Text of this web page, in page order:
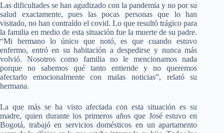
Las dificultades se han agudizado con la pandemia y no por su
salud exactamente, pues las pocas personas que lo han
visitado, no han contraído el covid. Lo que resultó trágico para
la familia en medio de esta situación fue la muerte de su padre.
“Mi hermano lo único que notó, es que cuando estuvo
enfermo, entró en su habitación a despedirse y nunca más
volvió. Nosotros como familia no le mencionamos nada
porque no sabemos qué tanto entiende y no queremos
afectarlo emocionalmente con malas noticias”, relató su
hermana.
La que más se ha visto afectada con esta situación es su
madre, quien durante los primeros años que José estuvo en
Bogotá, trabajó en servicios domésticos en un apartamento